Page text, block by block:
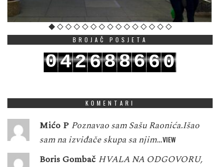
BROJAČ POSJETA
042688660
KOMENTARI
Mićo P Poznavao sam Sašu Raonića.Išao
sam na izviđače skupa sa njim…VIEW
Boris Gombač HVALA NA ODGOVORU,